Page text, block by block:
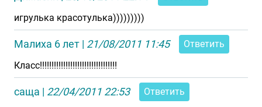
игрулька красотулька)))))))))
Малиха 6 лет | 21/08/2011 11:45
Ответить
Класс!!!!!!!!!!!!!!!!!!!!!!!!!!!!!!!!!
саща | 22/04/2011 22:53
Ответить